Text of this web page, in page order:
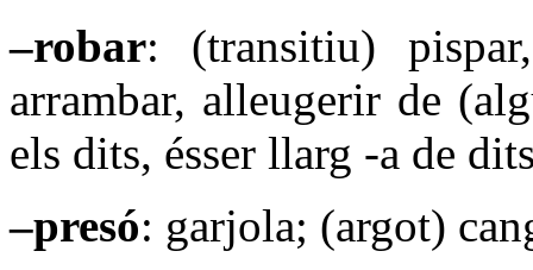
–robar: (transitiu)
arrambar, alleugerir de
els dits, ésser llarg -a de
–presó: garjola; (argot)